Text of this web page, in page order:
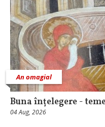
An omagial
Buna înțelegere -
04 Aug, 2026